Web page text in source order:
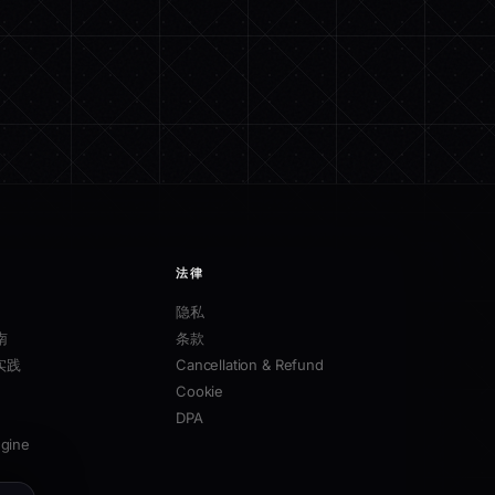
践
法律
隐私
条款
Cancellation & Refund
Cookie
DPA